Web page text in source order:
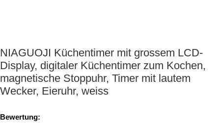
NIAGUOJI Küchentimer mit grossem LCD-
Display, digitaler Küchentimer zum Kochen,
magnetische Stoppuhr, Timer mit lautem
Wecker, Eieruhr, weiss
Bewertung: